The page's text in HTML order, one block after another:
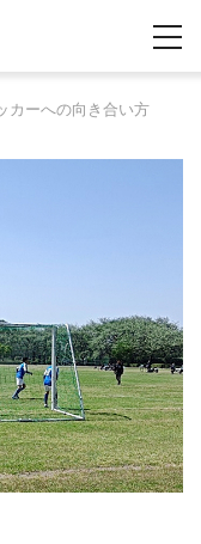
カーへの向き合い方